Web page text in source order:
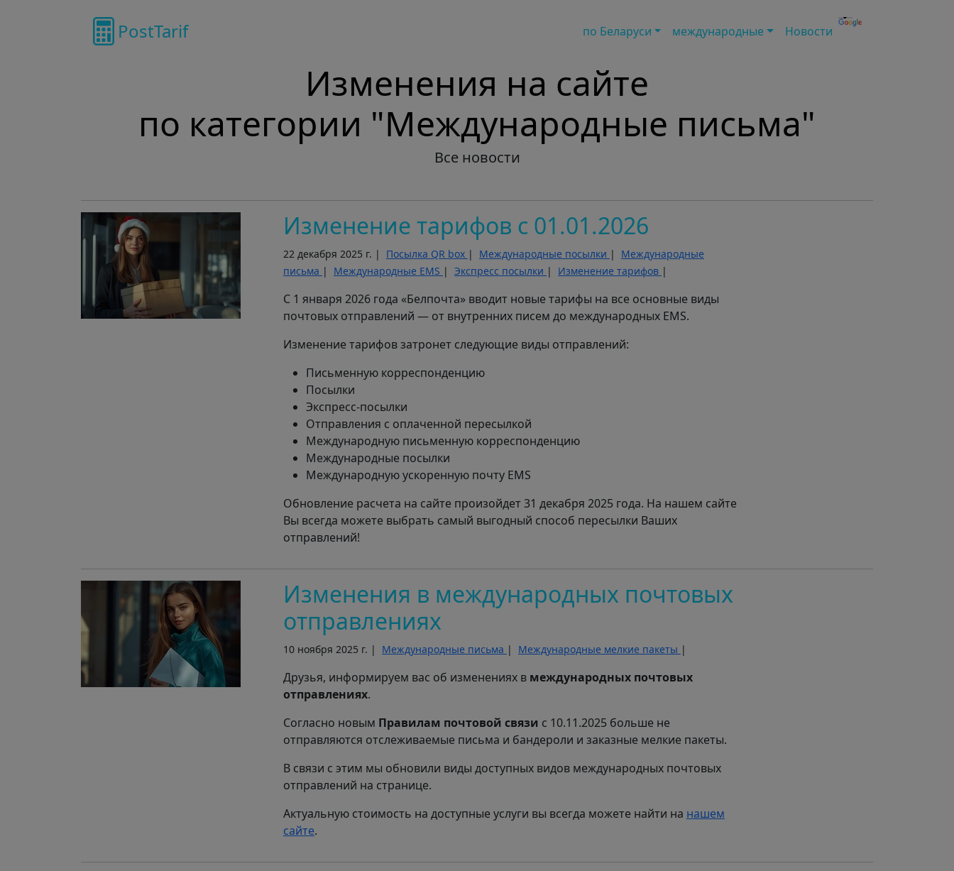
PostTarif по Беларуси международные Новости
Изменения на сайте
по категории "Международные письма"
Все новости
Изменение тарифов с 01.01.2026
22 декабря 2025 г. | Посылка QR box | Международные посылки | Международные
письма | Международные EMS | Экспресс посылки | Изменение тарифов |
С 1 января 2026 года «Белпочта» вводит новые тарифы на все основные виды
почтовых отправлений — от внутренних писем до международных EMS.
Изменение тарифов затронет следующие виды отправлений:
Письменную корреспонденцию
Посылки
Экспресс-посылки
Отправления с оплаченной пересылкой
Международную письменную корреспонденцию
Международные посылки
Международную ускоренную почту EMS
Обновление расчета на сайте произойдет 31 декабря 2025 года. На нашем сайте
Вы всегда можете выбрать самый выгодный способ пересылки Ваших
отправлений!
Изменения в международных почтовых
отправлениях
10 ноября 2025 г. | Международные письма | Международные мелкие пакеты |
Друзья, информируем вас об изменениях в международных почтовых
отправлениях.
Согласно новым Правилам почтовой связи c 10.11.2025 больше не
отправляются отслеживаемые письма и бандероли и заказные мелкие пакеты.
В связи с этим мы обновили виды доступных видов международных почтовых
отправлений на странице.
Актуальную стоимость на доступные услуги вы всегда можете найти на нашем
сайте.